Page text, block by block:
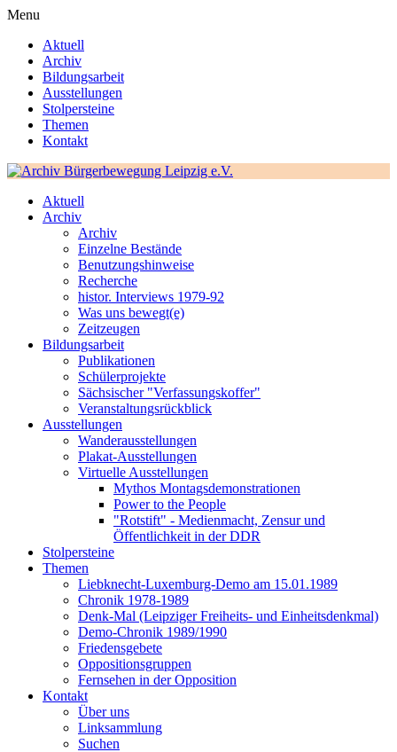
Menu
Aktuell
Archiv
Bildungsarbeit
Ausstellungen
Stolpersteine
Themen
Kontakt
Aktuell
Archiv
Archiv
Einzelne Bestände
Benutzungshinweise
Recherche
histor. Interviews 1979-92
Was uns bewegt(e)
Zeitzeugen
Bildungsarbeit
Publikationen
Schülerprojekte
Sächsischer "Verfassungskoffer"
Veranstaltungsrückblick
Ausstellungen
Wanderausstellungen
Plakat-Ausstellungen
Virtuelle Ausstellungen
Mythos Montagsdemonstrationen
Power to the People
"Rotstift" - Medienmacht, Zensur und
Öffentlichkeit in der DDR
Stolpersteine
Themen
Liebknecht-Luxemburg-Demo am 15.01.1989
Chronik 1978-1989
Denk-Mal (Leipziger Freiheits- und Einheitsdenkmal)
Demo-Chronik 1989/1990
Friedensgebete
Oppositionsgruppen
Fernsehen in der Opposition
Kontakt
Über uns
Linksammlung
Suchen